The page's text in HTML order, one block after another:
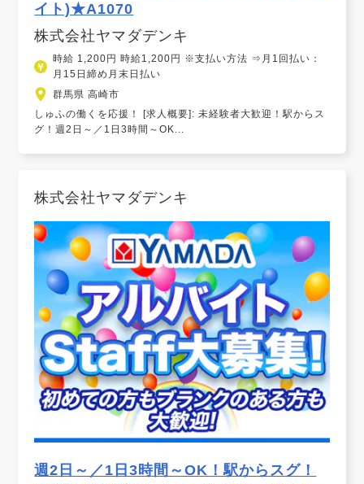
イト)★A1070
株式会社ヤマダデンキ
時給 1,200円 時給1,200円 ※支払い方法 ⇒月1回払い：
月15日締め月末日払い
群馬県 高崎市
しゅふの働くを応援！ [求人概要]: 未経験者大歓迎！駅からス
グ！週2日～／1日3時間～OK...
株式会社ヤマダデンキ
週2日～／1日3時間～OK！駅からスグ！